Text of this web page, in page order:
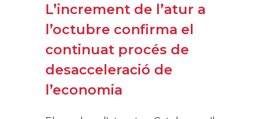
L’increment de l’atur a
l’octubre confirma el
continuat procés de
desacceleració de
l’economia